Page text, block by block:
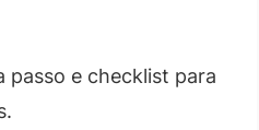
passo e checklist para